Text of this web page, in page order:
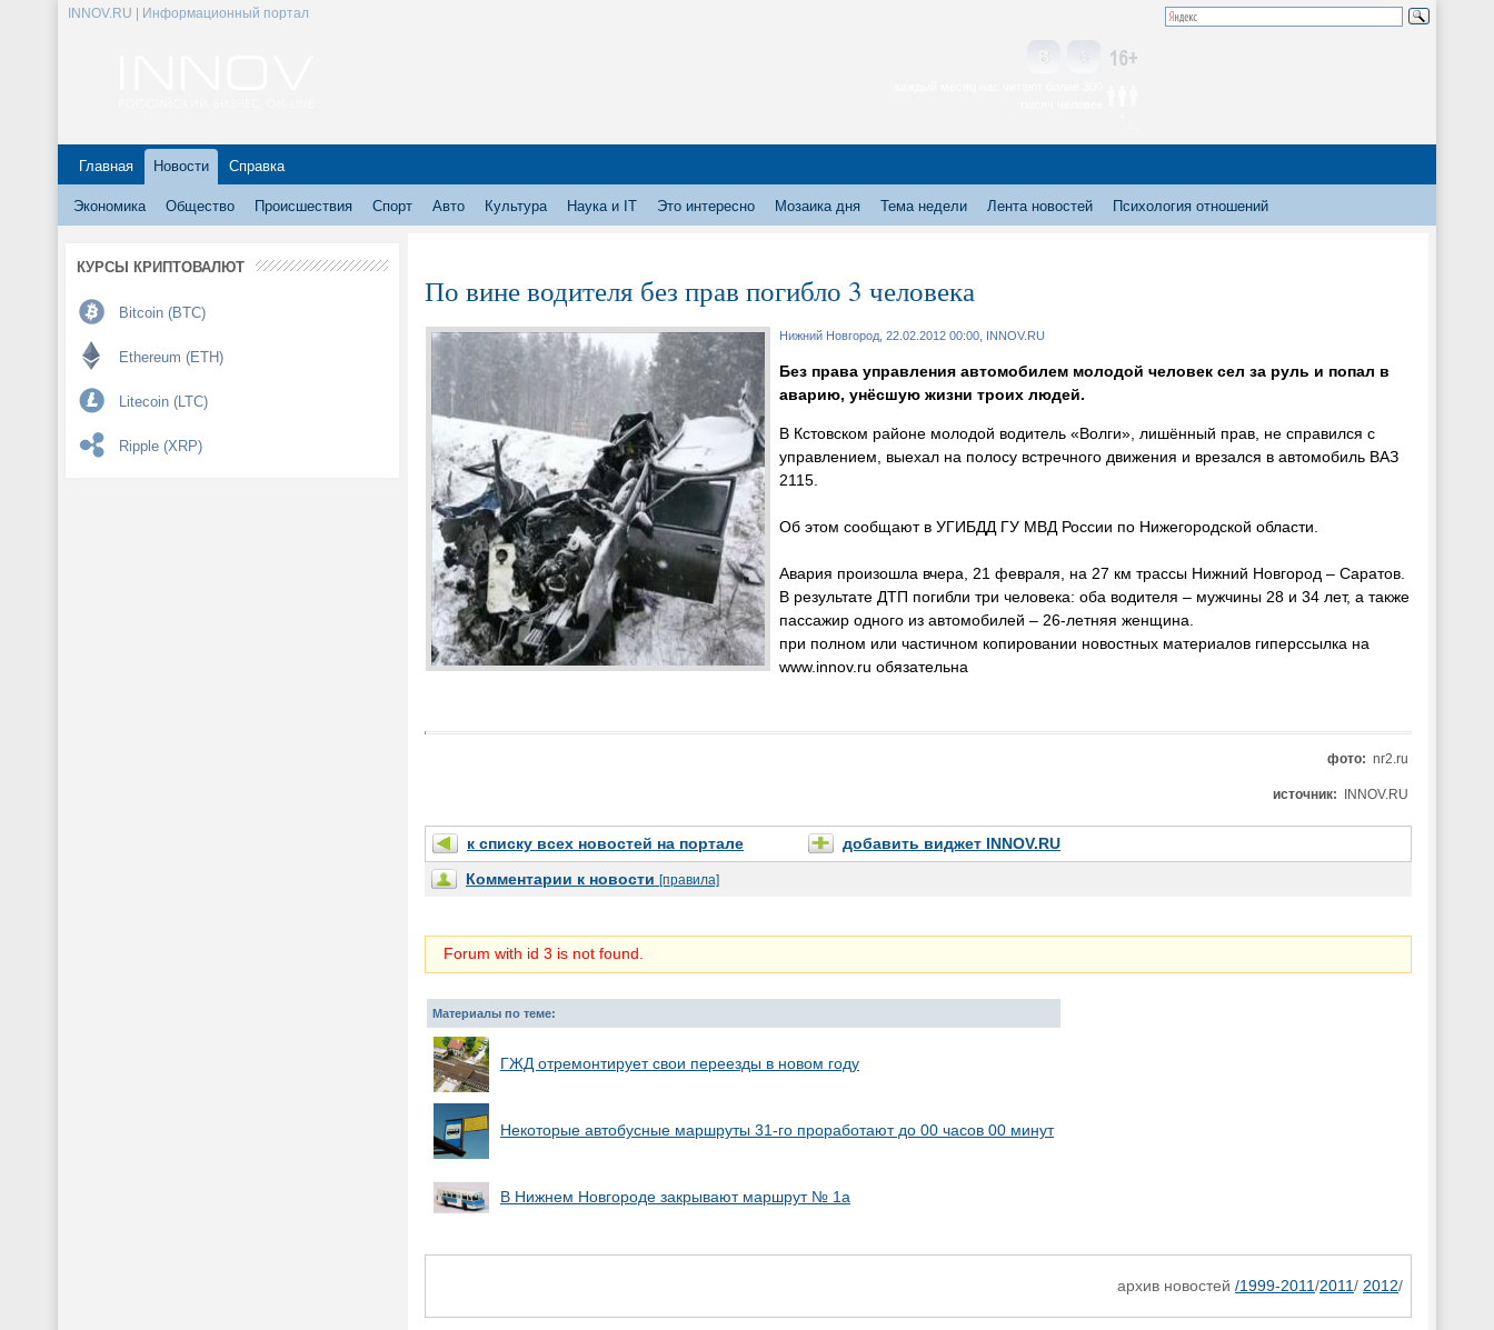
INNOV.RU | Информационный портал
Главная Новости Справка
Экономика Общество Происшествия Спорт Авто Культура Наука и IT Это интересно Мозаика дня Тема недели Лента новостей Психология отношений
КУРСЫ КРИПТОВАЛЮТ
Bitcoin (BTC)
Ethereum (ETH)
Litecoin (LTC)
Ripple (XRP)
По вине водителя без прав погибло 3 человека
Нижний Новгород, 22.02.2012 00:00, INNOV.RU
Без права управления автомобилем молодой человек сел за руль и попал в
аварию, унёсшую жизни троих людей.
В Кстовском районе молодой водитель «Волги», лишённый прав, не справился с
управлением, выехал на полосу встречного движения и врезался в автомобиль ВАЗ
2115.
Об этом сообщают в УГИБДД ГУ МВД России по Нижегородской области.
Авария произошла вчера, 21 февраля, на 27 км трассы Нижний Новгород – Саратов.
В результате ДТП погибли три человека: оба водителя – мужчины 28 и 34 лет, а также
пассажир одного из автомобилей – 26-летняя женщина.
при полном или частичном копировании новостных материалов гиперссылка на
www.innov.ru обязательна
фото: nr2.ru
источник: INNOV.RU
к списку всех новостей на портале
добавить виджет INNOV.RU
Комментарии к новости [правила]
Forum with id 3 is not found.
Материалы по теме:
ГЖД отремонтирует свои переезды в новом году
Некоторые автобусные маршруты 31-го проработают до 00 часов 00 минут
В Нижнем Новгороде закрывают маршрут № 1а
архив новостей /1999-2011/2011/ 2012/